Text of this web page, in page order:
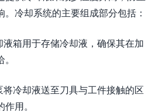
冷却系统的主要组成部分包括：
箱用于存储冷却液，确保其在加
冷却液送至刀具与工件接触的区
用。